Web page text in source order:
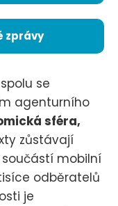
zprávy
se
agenturního
sféra,
zůstávají
součástí mobilní
odběratelů
je